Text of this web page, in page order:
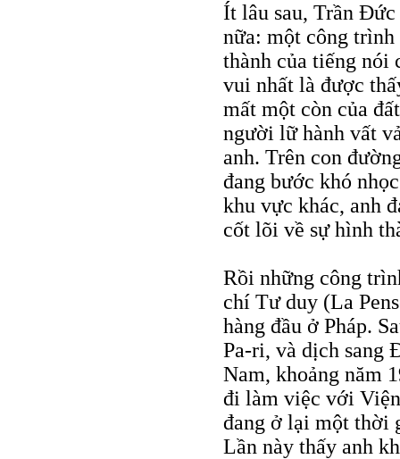
Ít lâu sau, Trần
nữa: một công
thành của tiếng nói
vui nhất là được
mất một còn của
người lữ hành vất
anh. Trên con
đang bước khó
khu vực khác, anh
cốt lõi về sự hình
Rồi những công
chí Tư duy (La
hàng đầu ở Pháp.
Pa-ri, và dịch sang
Nam, khoảng năm
đi làm việc với
đang ở lại một thời
Lần này thấy anh